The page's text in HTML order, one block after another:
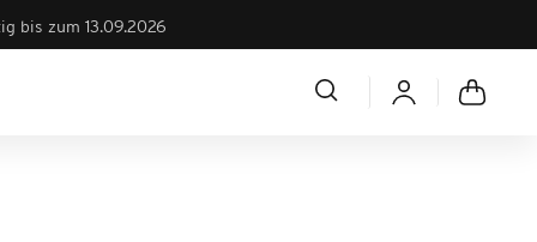
bis zum 13.09.2026